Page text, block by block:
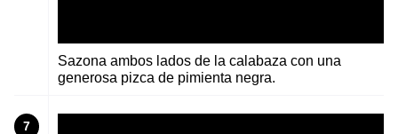
Sazona ambos lados de la calabaza con una
generosa pizca de pimienta negra.
7